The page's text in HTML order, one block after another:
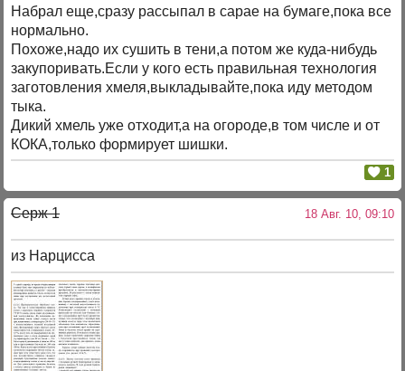
Набрал еще,сразу рассыпал в сарае на бумаге,пока все
нормально.
Похоже,надо их сушить в тени,а потом же куда-нибудь
закупоривать.Если у кого есть правильная технология
заготовления хмеля,выкладывайте,пока иду методом
тыка.
Дикий хмель уже отходит,а на огороде,в том числе и от
КОКА,только формирует шишки.
1
Серж 1 18 Авг. 10, 09:10
из Нарцисса